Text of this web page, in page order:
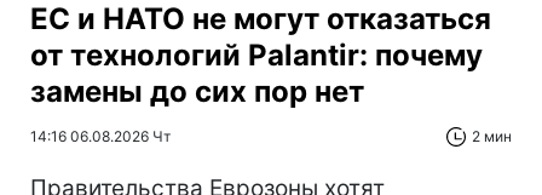
ЕС и НАТО не могут отказаться
от технологий Palantir: почему
замены до сих пор нет
14:16 06.08.2026 Чт 2 мин
Правительства Еврозоны хотят